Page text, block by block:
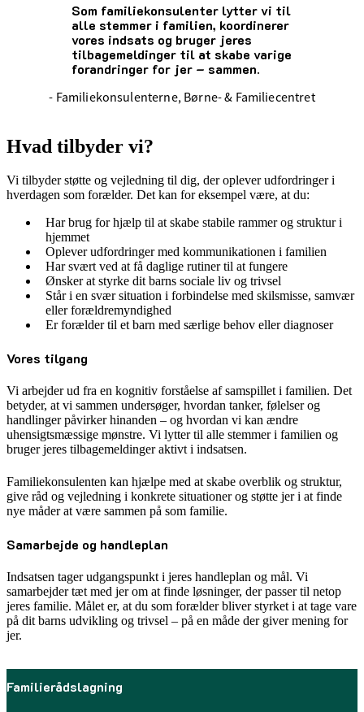
Som familiekonsulenter lytter vi til
alle stemmer i familien, koordinerer
vores indsats og bruger jeres
tilbagemeldinger til at skabe varige
forandringer for jer – sammen.
- Familiekonsulenterne, Børne- & Familiecentret
Hvad tilbyder vi?
Vi tilbyder støtte og vejledning til dig, der oplever udfordringer i
hverdagen som forælder. Det kan for eksempel være, at du:
Har brug forhjælp til at skabe stabile rammer og struktur i
hjemmet
Oplever udfordringer med kommunikationen i familien
Har svært ved at få daglige rutiner til at fungere
Ønsker at styrke dit barns sociale liv og trivsel
Står i en svær situation i forbindelse med skilsmisse, samvær
eller forældremyndighed
Er forælder til et barn med særlige behov eller diagnoser
Vores tilgang
Vi arbejder ud fra en kognitiv forståelse af samspillet i familien. Det
betyder, at vi sammen undersøger, hvordan tanker, følelser og
handlinger påvirker hinanden – og hvordan vi kan ændre
uhensigtsmæssige mønstre. Vi lytter til alle stemmer i familien og
bruger jeres tilbagemeldinger aktivt i indsatsen.
Familiekonsulenten kan hjælpe med at skabe overblik og struktur,
give råd og vejledning i konkrete situationer og støtte jer i at finde
nye måder at være sammen på som familie.
Samarbejde og handleplan
Indsatsen tager udgangspunkt i jeres handleplan og mål. Vi
samarbejder tæt med jer om at finde løsninger, der passer til netop
jeres familie. Målet er, at du som forælder bliver styrket i at tage vare
på dit barns udvikling og trivsel – på en måde der giver mening for
jer.
Familierådslagning